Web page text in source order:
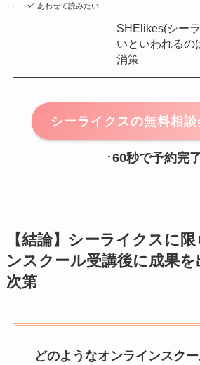
あわせて読みたい
SHElikes(シー
いといわれるの
消策
シーライクスの無料相
↑60秒で予約完了
【結論】シーライクスに
ンスクール受講後に成果
次第
どのようなオンラインスク